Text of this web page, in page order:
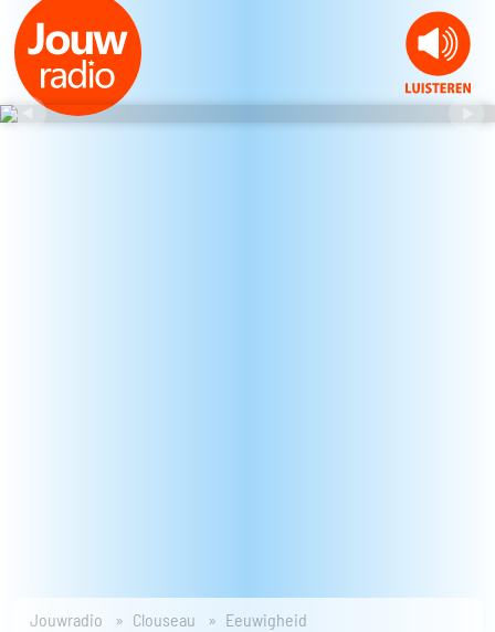
Jouwradio Clouseau Eeuwigheid